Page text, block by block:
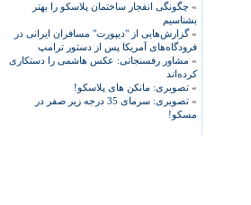
» چگونگی انفجار ساختمان پلاسکو را بهتر
بشناسیم
»گزارش‌هایی از "دیپورت" مسافران ایرانی در
فرودگاه‌های آمریکا پس از دستور ترامپ
» مشاور رفسنجانی: عکس هاشمی را دستکاری
کرده‌اند
» تصویری: مانکن های پلاسکو!
»
تصویری: سرمای 35 درجه زیر صفر در
مسکو!